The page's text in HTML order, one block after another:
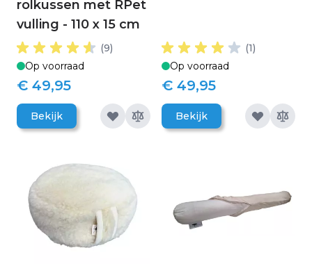
rolkussen met RPet
vulling - 110 x 15 cm
(9)
Op voorraad
€ 49,95
Bekijk
(1)
Op voorraad
€ 49,95
Bekijk